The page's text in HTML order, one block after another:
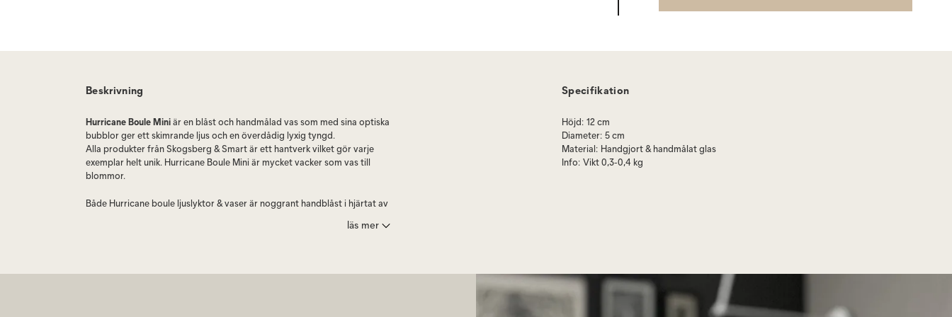
Beskrivning
Hurricane Boule Miniär en blåst och handmålad vas som med sina optiska
bubblor ger ett skimrande ljus och en överdådig lyxig tyngd.
Alla produkter från Skogsberg & Smart är ett hantverk vilket gör varje
exemplar helt unik. Hurricane Boule Mini är mycket vacker som vas till
blommor.
Både Hurricane boule ljuslyktor & vaser är noggrant handblåst i hjärtat av
hantverk. Hurricane Boule Mini vas passar perfekt och är mycketläs mer
Specifikation
Höjd: 12 cm
Diameter: 5 cm
Material: Handgjort & handmålat glas
Info: Vikt 0,3-0,4 kg